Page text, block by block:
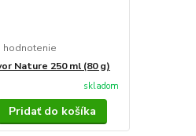
hodnotenie
Nature 250 ml (80 g)
skladom
Pridať do košíka